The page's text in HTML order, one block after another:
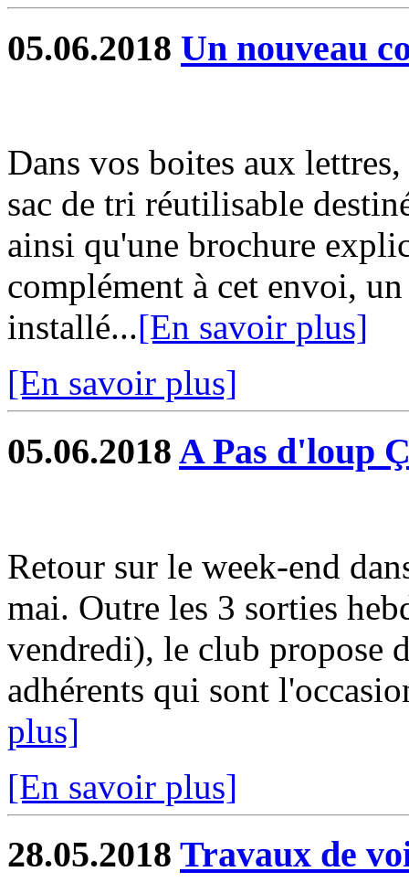
05.06.2018 Un nouveau
Dans vos boites aux
sac de tri réutilisable
ainsi qu'une brochure
complément à cet envoi,
installé...[En savoir plus]
[En savoir plus]
05.06.2018 A Pas d'loup
Retour sur le week-end
mai. Outre les 3 sorties
vendredi), le club propose
adhérents qui sont
plus]
[En savoir plus]
28.05.2018 Travaux de